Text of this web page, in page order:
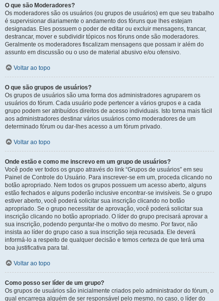
O que são Moderadores?
Os moderadores são os usuários (ou grupos de usuários) em que seu trabalho
é supervisionar diariamente o andamento dos fóruns que lhes estejam
designadas. Eles possuem o poder de editar ou excluir mensagens, trancar,
destrancar, mover e subdividir tópicos nos fóruns onde são moderadores.
Geralmente os moderadores fiscalizam mensagens que possam ir além do
assunto em discussão ou o uso de material abusivo e/ou ofensivo.
Voltar ao topo
O que são grupos de usuários?
Os grupos de usuários são uma forma dos administradores agruparem os
usuários do fórum. Cada usuário pode pertencer a vários grupos e a cada
grupo podem ser atribuídos direitos de acesso individuais. Isto torna mais fácil
aos administradores destinar vários usuários como moderadores de um
determinado fórum ou dar-lhes acesso a um fórum privado.
Voltar ao topo
Onde estão e como me inscrevo em um grupo de usuários?
Você pode ver todos os grupo através do link “Grupos de usuários” em seu
Painel de Controle do Usuário. Para inscrever-se em um, proceda clicando no
botão apropriado. Nem todos os grupos possuem um acesso aberto, alguns
estão fechados e alguns poderão inclusive encontrar-se invisíveis. Se o grupo
estiver aberto, você poderá solicitar sua inscrição clicando no botão
apropriado. Se o grupo necessitar de aprovação, você poderá solicitar sua
inscrição clicando no botão apropriado. O líder do grupo precisará aprovar a
sua inscrição, podendo perguntar-lhe o motivo do mesmo. Por favor, não
insista ao líder do grupo caso a sua inscrição seja recusada. Ele deverá
informá-lo a respeito de qualquer decisão e temos certeza de que terá uma
boa justificativa para tal.
Voltar ao topo
Como posso ser líder de um grupo?
Os grupos de usuários são inicialmente criados pelo administrador do fórum, o
qual encarrega alguém de ser responsável pelo mesmo, no caso, o líder do